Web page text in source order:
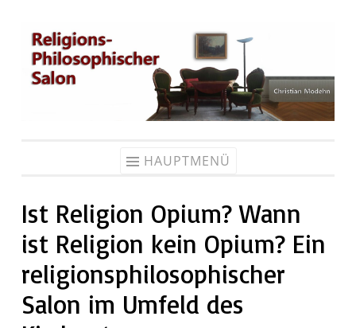
Zum
Inhalt
springen
HAUPTMENÜ
Ist Religion Opium? Wann
ist Religion kein Opium? Ein
religionsphilosophischer
Salon im Umfeld des